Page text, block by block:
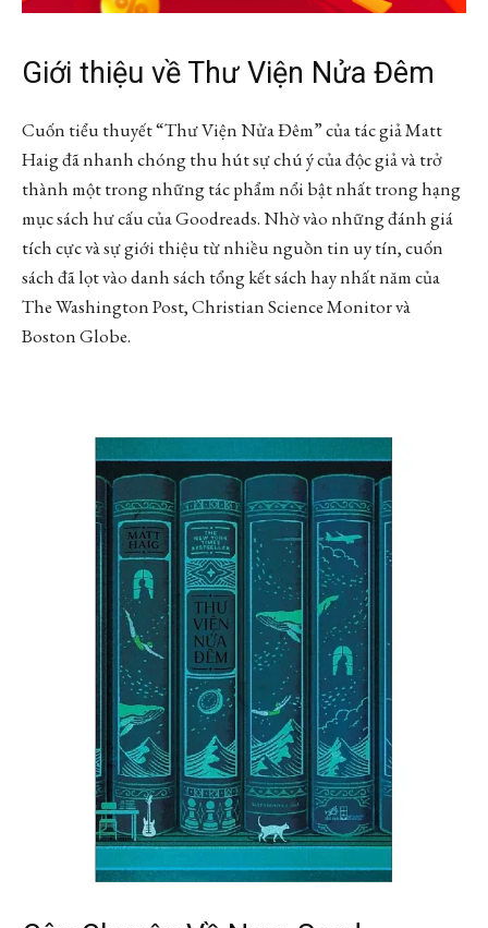
Giới thiệu về Thư Viện Nửa Đêm
Cuốn tiểu thuyết “Thư Viện Nửa Đêm” của tác giả Matt
Haig đã nhanh chóng thu hút sự chú ý của độc giả và trở
thành một trong những tác phẩm nổi bật nhất trong hạng
mục sách hư cấu của Goodreads. Nhờ vào những đánh giá
tích cực và sự giới thiệu từ nhiều nguồn tin uy tín, cuốn
sách đã lọt vào danh sách tổng kết sách hay nhất năm của
The Washington Post, Christian Science Monitor và
Boston Globe.